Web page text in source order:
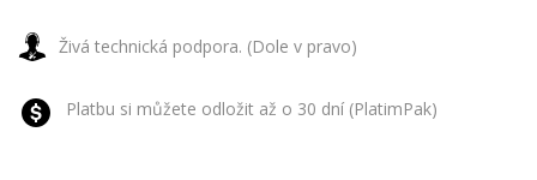
Živá technická podpora. (Dole v pravo)
Platbu si můžete odložit až o 30 dní (PlatimPak)